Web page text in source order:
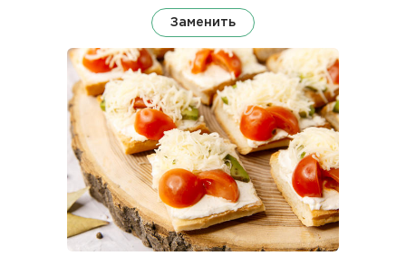
Заменить